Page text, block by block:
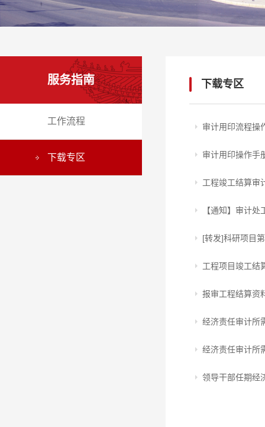
服务指南
工作流程
下载专区
下载专区
审计用印流程操
审计用印操作手
工程竣工结算审
【通知】审计
[转发]科研项目
工程项目竣工结
报审工程结算资
经济责任审计所
经济责任审计所
领导干部任期经